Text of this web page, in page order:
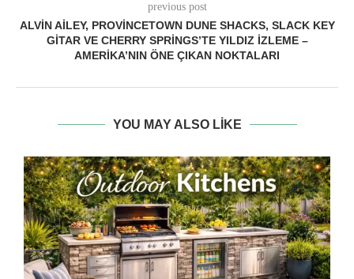
previous post
ALVIN AILEY, PROVINCETOWN DUNE SHACKS, SLACK KEY
GITAR VE CHERRY SPRINGS’TE YILDIZ İZLEME –
AMERIKA’NIN ÖNE ÇIKAN NOKTALARI
YOU MAY ALSO LIKE